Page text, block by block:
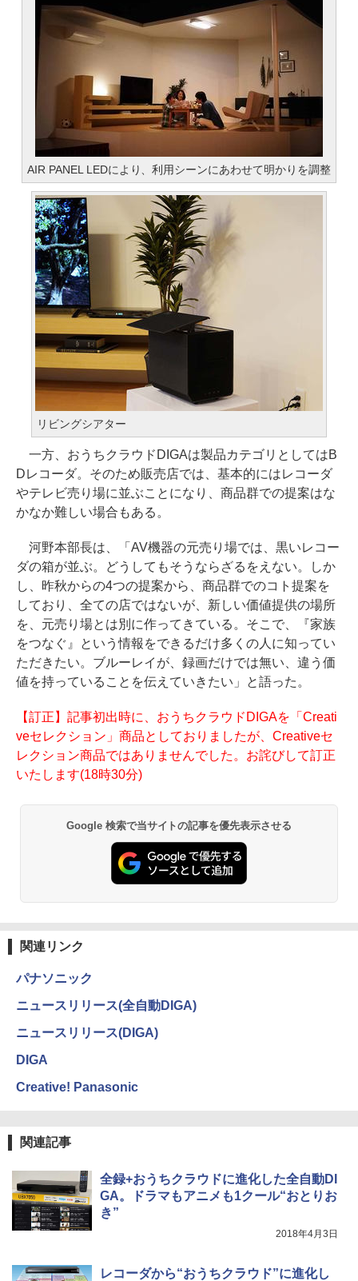
AIR PANEL LEDにより、利用シーンにあわせて明かりを調整
リビングシアター
一方、おうちクラウドDIGAは製品カテゴリとしてはB
Dレコーダ。そのため販売店では、基本的にはレコーダ
やテレビ売り場に並ぶことになり、商品群での提案はな
かなか難しい場合もある。
河野本部長は、「AV機器の元売り場では、黒いレコー
ダの箱が並ぶ。どうしてもそうならざるをえない。しか
し、昨秋からの4つの提案から、商品群でのコト提案を
しており、全ての店ではないが、新しい価値提供の場所
を、元売り場とは別に作ってきている。そこで、『家族
をつなぐ』という情報をできるだけ多くの人に知ってい
ただきたい。ブルーレイが、録画だけでは無い、違う価
値を持っていることを伝えていきたい」と語った。
【訂正】記事初出時に、おうちクラウドDIGAを「Creati
veセレクション」商品としておりましたが、Creativeセ
レクション商品ではありませんでした。お詫びして訂正
いたします(18時30分)
Google 検索で当サイトの記事を優先表示させる
関連リンク
パナソニック
ニュースリリース(全自動DIGA)
ニュースリリース(DIGA)
DIGA
Creative! Panasonic
関連記事
全録+おうちクラウドに進化した全自動DI
GA。ドラマもアニメも1クール“おとりお
き”
2018年4月3日
レコーダから“おうちクラウド”に進化し